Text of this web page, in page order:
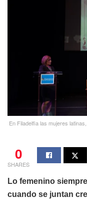
En Filadelfia las mujeres
0
SHARES
Lo femenino
cuando se juntan